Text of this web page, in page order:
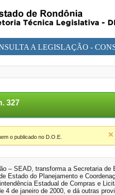
A LEGISLAÇÃO -
327
o publicado no D.O.E.
– SEAD, transforma a Secretaria de
Estado do Planejamento e
Estadual de Compras e
4 de janeiro de 2000, e dá outras